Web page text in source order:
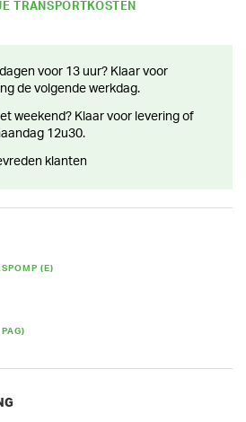
TRANSPORTKOSTEN
de volgende werkdag.
12u30.
klanten
(E)